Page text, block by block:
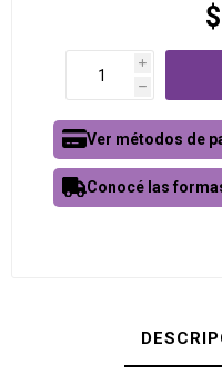
i
h
Ver métodos de
Conocé las